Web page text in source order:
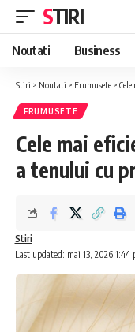
STIRI
Noutati Business
Stiri > Noutati > Frumusete >
FRUMUSETE
Cele mai
a tenului cu
Last updated: mai 13, 2026 1:44
Stiri